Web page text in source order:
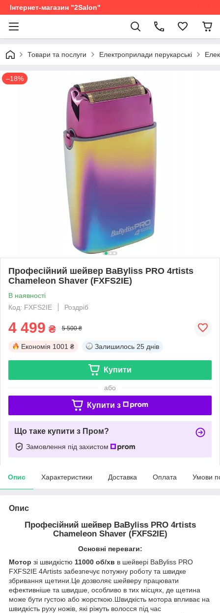
Інтернет-магазин "2Salon"
Товари та послуги Електроприлади перукарські
–18%
Професійний шейвер BaByliss PRO 4rtists
Chameleon Shaver (FXFS2IE)
В наявності
Код: FXFS2IE
Роздріб
4 499 ₴ 5 500 ₴
Економія 1001 ₴ Залишилось 25 днів
Купити
або
Купити з
Що таке купити з Пром?
Замовлення під захистом
Опис Характеристики Доставка Оплата Умови
Опис
Професійний шейвер BaByliss PRO 4rtists
Chameleon Shaver (FXFS2IE)
Основні переваги:
Мотор зі швидкістю 11000 об/хв в шейвері BaByliss PRO
FXFS2IE 4Artists забезпечує потужну роботу та швидке
збривання щетини.Це дозволяє шейверу працювати
ефективніше та швидше, особливо в тих місцях, де щетина
може бути густою або жорсткою.Швидкість мотора впливає на
швидкість руху ножів, які ріжуть волосся під час